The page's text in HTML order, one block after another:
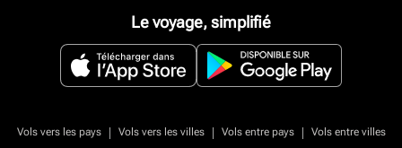
Le voyage, simplifié
Vols vers les pays | Vols vers les villes | Vols entre pays |
Vols entre villes